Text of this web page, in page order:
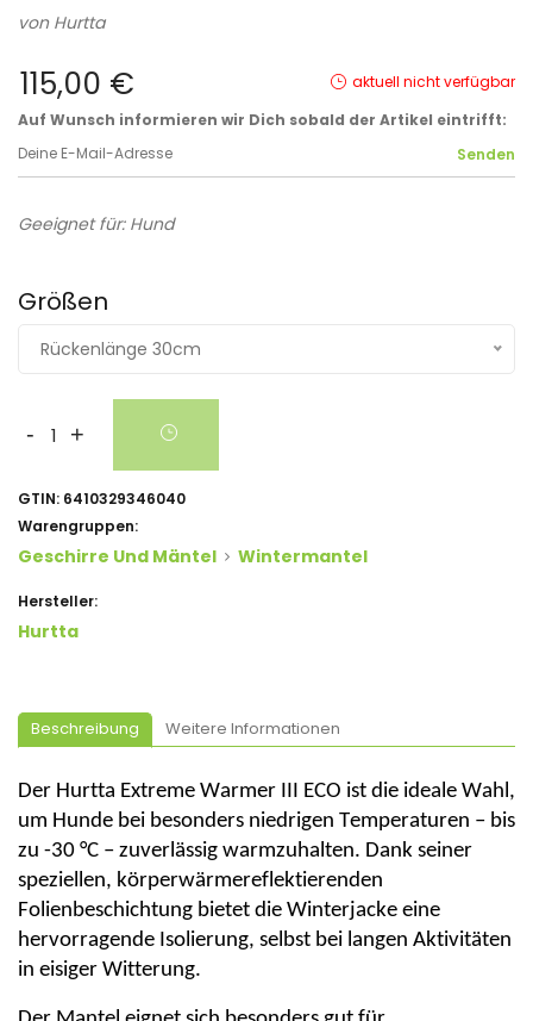
von Hurtta
115,00 €
aktuell nicht verfügbar
Auf Wunsch informieren wir Dich sobald der Artikel eintrifft:
Geeignet für: Hund
Größen
Rückenlänge 30cm
- +
GTIN: 6410329346040
Warengruppen:
Geschirre Und Mäntel Wintermantel
Hersteller:
Hurtta
Beschreibung Weitere Informationen
Der Hurtta Extreme Warmer III ECO ist die ideale Wahl,
um Hunde bei besonders niedrigen Temperaturen – bis
zu -30 °C – zuverlässig warmzuhalten. Dank seiner
speziellen, körperwärmereflektierenden
Folienbeschichtung bietet die Winterjacke eine
hervorragende Isolierung, selbst bei langen Aktivitäten
in eisiger Witterung.